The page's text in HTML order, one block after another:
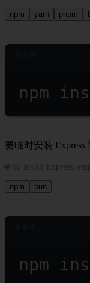
npm yarn pnpm
npm
要临时安装
🌐 To install Express
npm bun
npm